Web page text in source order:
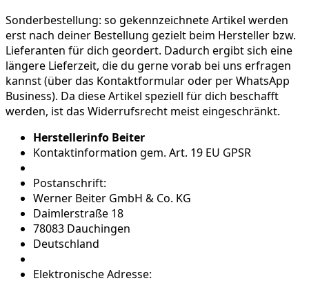
Sonderbestellung: so gekennzeichnete Artikel werden
erst nach deiner Bestellung gezielt beim Hersteller bzw.
Lieferanten für dich geordert. Dadurch ergibt sich eine
längere Lieferzeit, die du gerne vorab bei uns erfragen
kannst (über das Kontaktformular oder per WhatsApp
Business). Da diese Artikel speziell für dich beschafft
werden, ist das Widerrufsrecht meist eingeschränkt.
Herstellerinfo Beiter
Kontaktinformation gem. Art. 19 EU GPSR
Postanschrift:
Werner Beiter GmbH & Co. KG
Daimlerstraße 18
78083 Dauchingen
Deutschland
Elektronische Adresse: